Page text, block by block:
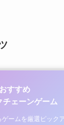
おすすめ
チェーンゲーム
ームを厳選ピック